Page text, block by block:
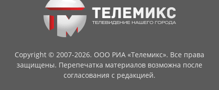
Copyright © 2007-2026. ООО РИА «Телемикс». Все права
защищены. Перепечатка материалов возможна после
согласования с редакцией.